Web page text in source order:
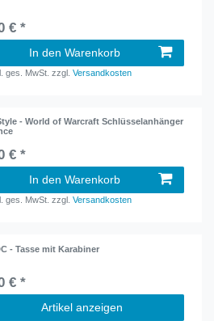
€ *
In den Warenkorb
ges. MwSt. zzgl.Versandkosten
- World of Warcraft Schlüsselanhänger
€ *
In den Warenkorb
ges. MwSt. zzgl.Versandkosten
- Tasse mit Karabiner
€ *
Artikel anzeigen